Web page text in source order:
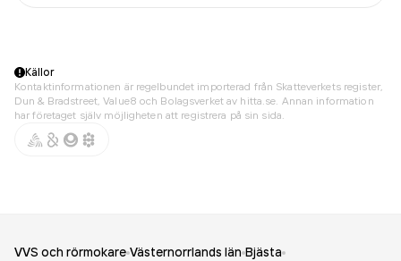
Källor
Kontaktinformationen är regelbundet importerad från Skatteverkets register,
Dun & Bradstreet, Value8 och Bolagsverket av hitta.se. Annan information
har företaget själv möjligheten att registrera på sin sida.
VVS och rörmokare Västernorrlands län Bjästa